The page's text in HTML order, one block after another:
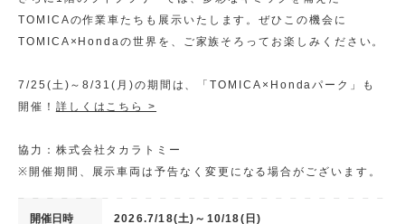
TOMICAの作業車たちも展示いたします。ぜひこの機会に
TOMICA×Hondaの世界を、ご家族そろってお楽しみください。
7/25(土)～8/31(月)の期間は、「TOMICA×Hondaパーク」も
開催！ 詳しくはこちら >
協力：株式会社タカラトミー
※開催期間、展示車両は予告なく変更になる場合がございます。
開催日時 2026.7/18(土)～10/18(日)